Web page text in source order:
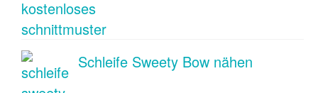
Schleife Sweety Bow nähen